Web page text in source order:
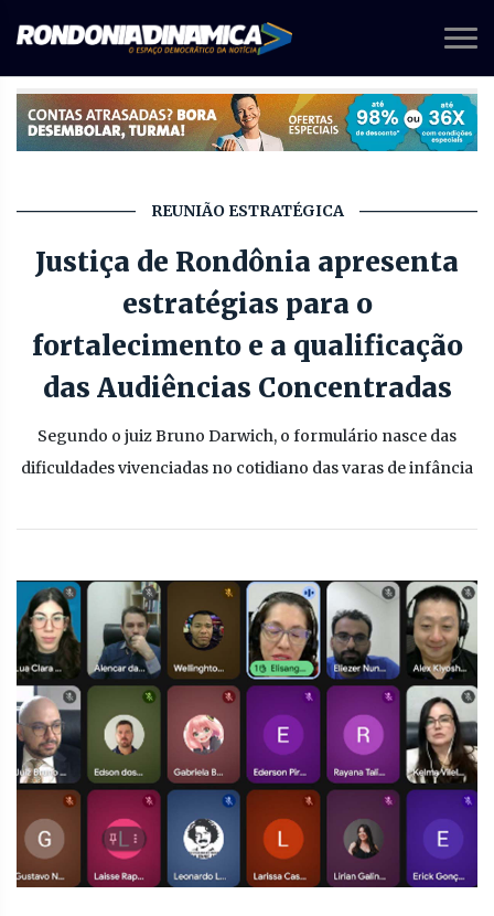
REUNIÃO ESTRATÉGICA
Justiça de Rondônia apresenta
estratégias para o
fortalecimento e a qualificação
das Audiências Concentradas
Segundo o juiz Bruno Darwich, o formulário nasce das
dificuldades vivenciadas no cotidiano das varas de infância